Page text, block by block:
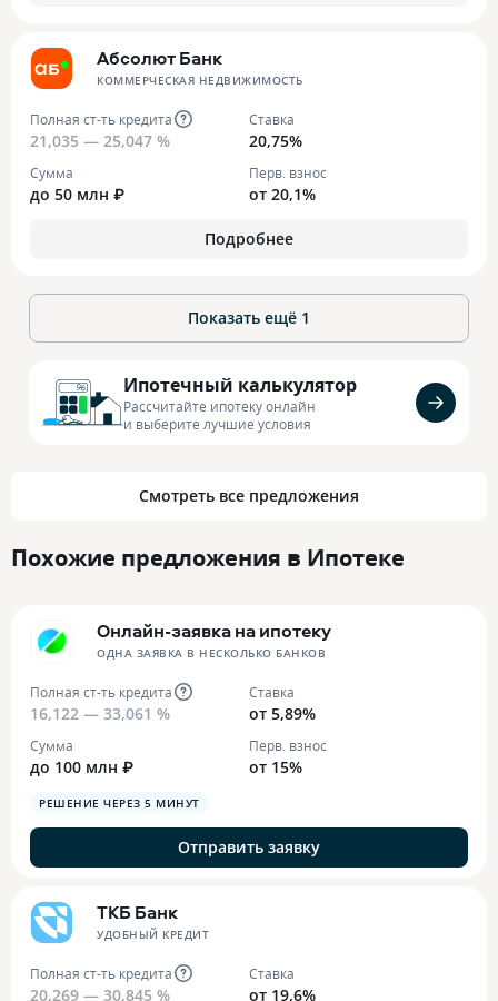
Абсолют Банк
КОММЕРЧЕСКАЯ НЕДВИЖИМОСТЬ
Полная ст-ть кредита
21,035 — 25,047 %
Ставка
20,75%
Сумма
до 50 млн ₽
Перв. взнос
от 20,1%
Подробнее
Показать ещё 1
Ипотечный калькулятор
Рассчитайте ипотеку онлайн
и выберите лучшие условия
Смотреть все предложения
Похожие предложения в Ипотеке
Онлайн-заявка на ипотеку
ОДНА ЗАЯВКА В НЕСКОЛЬКО БАНКОВ
Полная ст-ть кредита
16,122 — 33,061 %
Ставка
от 5,89%
Сумма
до 100 млн ₽
Перв. взнос
от 15%
РЕШЕНИЕ ЧЕРЕЗ 5 МИНУТ
Отправить заявку
ТКБ Банк
УДОБНЫЙ КРЕДИТ
Полная ст-ть кредита
20,269 — 30,845 %
Ставка
от 19,6%